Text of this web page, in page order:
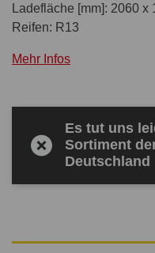
Ladefläche [mm]: 2060 x
Reifen: R13
Mehr Infos
Es tut uns
Sortiment
Deutschland